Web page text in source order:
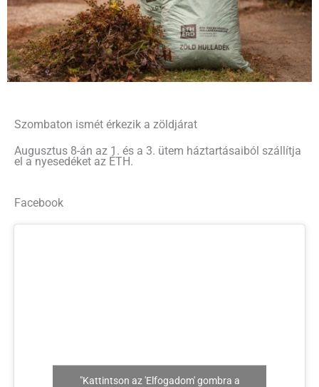
Szombaton ismét érkezik a zöldjárat
Augusztus 8-án az 1. és a 3. ütem háztartásaiból szállítja
el a nyesedéket az ÉTH.
Facebook
"Kattintson az 'Elfogadom' gombra a